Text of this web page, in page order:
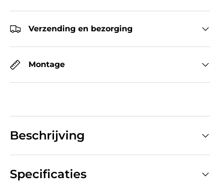
Verzending en bezorging
Montage
Beschrijving
Specificaties